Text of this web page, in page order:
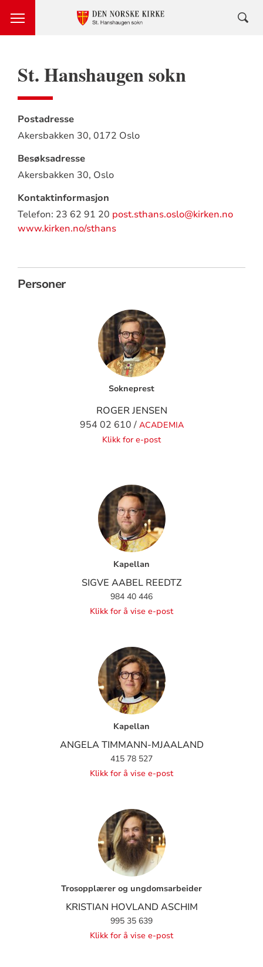
St. Hanshaugen sokn
Postadresse
Akersbakken 30, 0172 Oslo
Besøksadresse
Akersbakken 30, Oslo
Kontaktinformasjon
Telefon: 23 62 91 20 post.sthans.oslo@kirken.no
www.kirken.no/sthans
Personer
Sokneprest
ROGER JENSEN
954 02 610 / ACADEMIA
Klikk for e-post
Kapellan
SIGVE AABEL REEDTZ
984 40 446
Klikk for å vise e-post
Kapellan
ANGELA TIMMANN-MJAALAND
415 78 527
Klikk for å vise e-post
Trosopplærer og ungdomsarbeider
KRISTIAN HOVLAND ASCHIM
995 35 639
Klikk for å vise e-post